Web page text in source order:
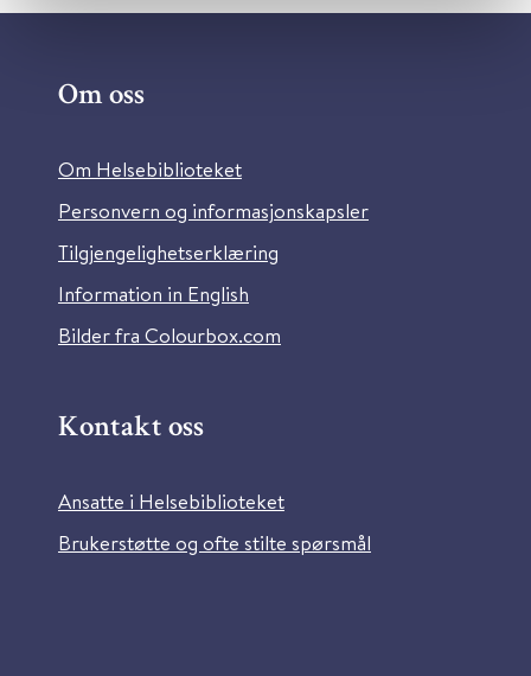
Om oss
Om Helsebiblioteket
Personvern og informasjonskapsler
Tilgjengelighetserklæring
Information in English
Bilder fra Colourbox.com
Kontakt oss
Ansatte i Helsebiblioteket
Brukerstøtte og ofte stilte spørsmål